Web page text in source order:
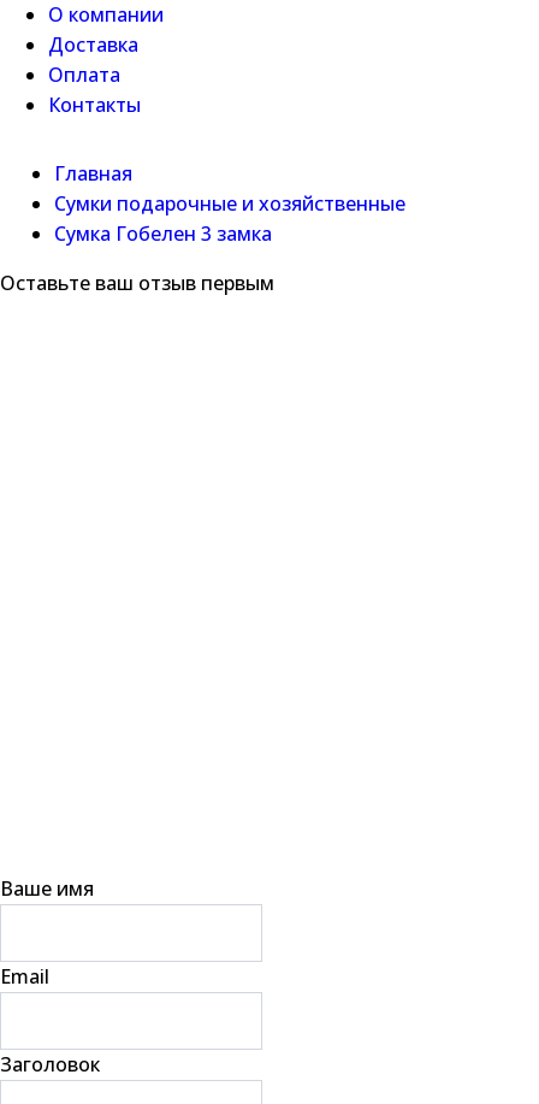
О компании
Доставка
Оплата
Контакты
Главная
Сумки подарочные и хозяйственные
Сумка Гобелен 3 замка
Оставьте ваш отзыв первым
Ваше имя
Email
Заголовок